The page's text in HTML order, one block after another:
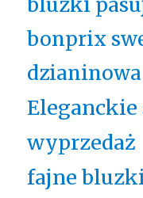
bluzki
bonprix
wyprzedaż
fajne